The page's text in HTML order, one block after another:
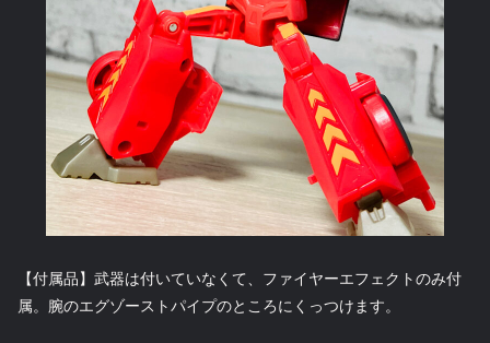
【付属品】武器は付いていなくて、ファイヤーエフェクトのみ付
属。腕のエグゾーストパイプのところにくっつけます。